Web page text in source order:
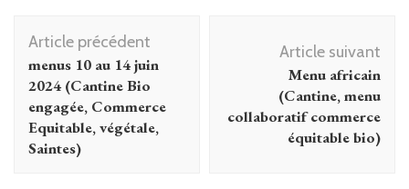
Navigation
d'article
Article précédent
menus 10 au 14 juin
2024 (Cantine Bio
engagée, Commerce
Equitable, végétale,
Saintes)
Article suivant
Menu africain
(Cantine, menu
collaboratif commerce
équitable bio)